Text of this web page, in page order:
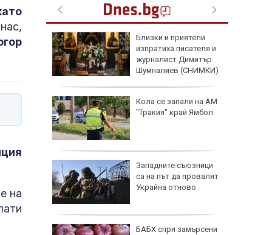
на
Близки и приятели
изпратиха писателя и
журналист Димитър
Шумналиев (СНИМКИ)
Кола се запали на АМ
"Тракия" край Ямбол
Западните съюзници
са на път да провалят
Украйна отново
БАБХ спря замърсени